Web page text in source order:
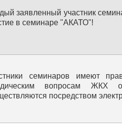
заявленный участник
в семинаре "АКАТО"!
семинаров имеют
вопросам ЖКХ
посредством